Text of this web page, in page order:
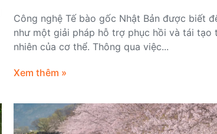
Công nghệ Tế bào gốc Nhật Bản được biết
như một giải pháp hỗ trợ phục hồi và tái tạo
nhiên của cơ thể. Thông qua việc...
Xem thêm »